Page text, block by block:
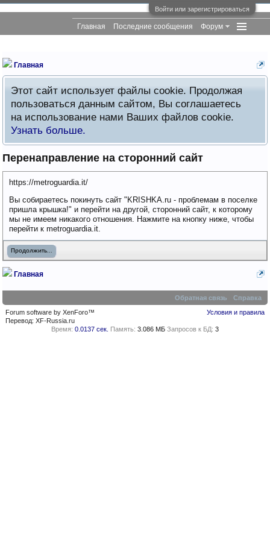
Войти или зарегистрироваться
Главная
Этот сайт использует файлы cookie. Продолжая
пользоваться данным сайтом, Вы соглашаетесь
на использование нами Ваших файлов cookie.
Узнать больше.
Перенаправление на сторонний сайт
https://metroguardia.it/
Вы собираетесь покинуть сайт "KRISHKA.ru - проблемам в поселке
пришла крышка!" и перейти на другой, сторонний сайт, к которому
мы не имеем никакого отношения. Нажмите на кнопку ниже, чтобы
перейти к metroguardia.it.
Продолжить...
Главная
Главная Последние сообщения Форум
Обратная связь
Справка
Условия и правила
Forum software by XenForo™
Перевод:XF-Russia.ru
Время: 0.0137 сек. Память: 3.086 МБ Запросов к БД: 3